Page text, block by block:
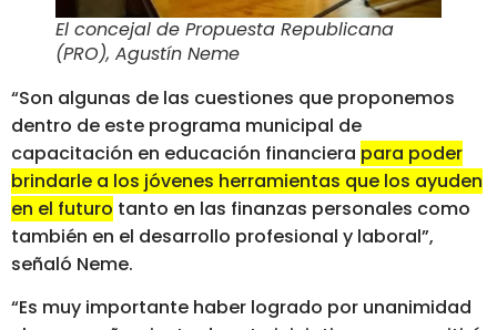
El concejal de Propuesta Republicana
(PRO), Agustín Neme
“Son algunas de las cuestiones que proponemos
dentro de este programa municipal de
capacitación en educación financiera para poder
brindarle a los jóvenes herramientas que los ayuden
en el futuro tanto en las finanzas personales como
también en el desarrollo profesional y laboral”,
señaló Neme.
“Es muy importante haber logrado por unanimidad